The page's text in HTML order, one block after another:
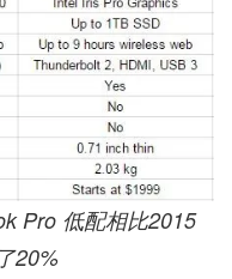
Pro 低配相比2015
20%